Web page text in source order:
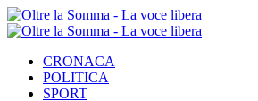
CRONACA
POLITICA
SPORT